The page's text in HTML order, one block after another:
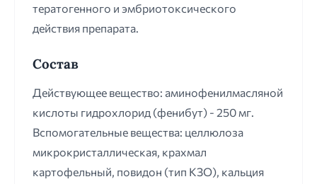
тератогенного и эмбриотоксического
действия препарата.
Состав
Действующее вещество: аминофенилмасляной
кислоты гидрохлорид (фенибут) - 250 мг.
Вспомогательные вещества: целлюлоза
микрокристаллическая, крахмал
картофельный, повидон (тип КЗО), кальция